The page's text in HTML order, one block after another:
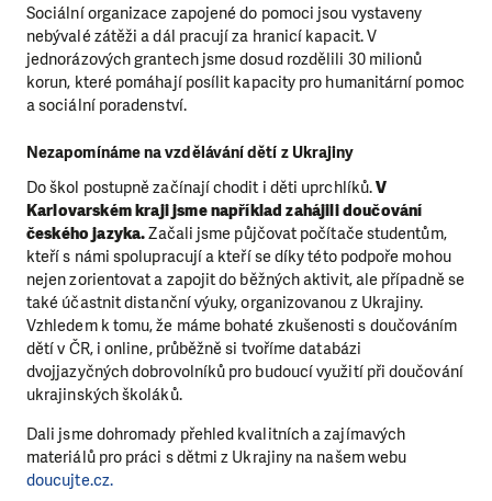
Sociální organizace zapojené do pomoci jsou vystaveny
nebývalé zátěži a dál pracují za hranicí kapacit. V
jednorázových grantech jsme dosud rozdělili 30 milionů
korun, které pomáhají posílit kapacity pro humanitární pomoc
a sociální poradenství.
Nezapomínáme na vzdělávání dětí z Ukrajiny
Do škol postupně začínají chodit i děti uprchlíků.V
Karlovarském kraji jsme například zahájili doučování
českého jazyka.Začali jsme půjčovat počítače studentům,
kteří s námi spolupracují a kteří se díky této podpoře mohou
nejen zorientovat a zapojit do běžných aktivit, ale případně se
také účastnit distanční výuky, organizovanou z Ukrajiny.
Vzhledem k tomu, že máme bohaté zkušenosti s doučováním
dětí v ČR, i online, průběžně si tvoříme databázi
dvojjazyčných dobrovolníků pro budoucí využití při doučování
ukrajinských školáků.
Dali jsme dohromady přehled kvalitních a zajímavých
materiálů pro práci s dětmi z Ukrajiny na našem webu
doucujte.cz.